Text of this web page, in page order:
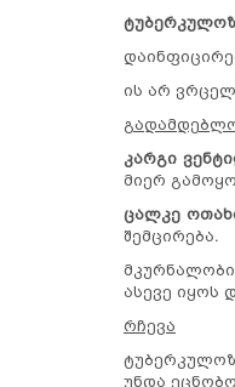
ის არ
კარგი
მიერ
ცალკე
შემცირება.
ასევე იყოს
რჩევა
უნდა